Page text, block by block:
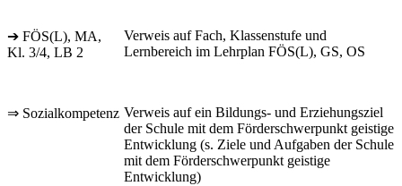
➔ FÖS(L), MA,
Kl. 3/4, LB 2
Verweis auf Fach, Klassenstufe und
Lernbereich im Lehrplan FÖS(L), GS, OS
⇒ Sozialkompetenz Verweis auf ein Bildungs- und Erziehungsziel
der Schule mit dem Förderschwerpunkt geistige
Entwicklung (s. Ziele und Aufgaben der Schule
mit dem Förderschwerpunkt geistige
Entwicklung)